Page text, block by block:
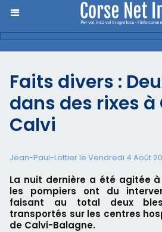
Faits divers :
dans des rixes à
Calvi
Jean-Paul-Lottier le Vendredi 4 Août
La nuit dernière a été agitée
les pompiers ont du
faisant au total deux
transportés sur les centres
de Calvi-Balagne.